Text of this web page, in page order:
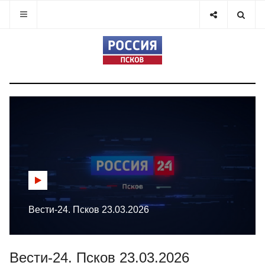
Вести-24. Псков 23.03.2026
Вести-24. Псков 23.03.2026